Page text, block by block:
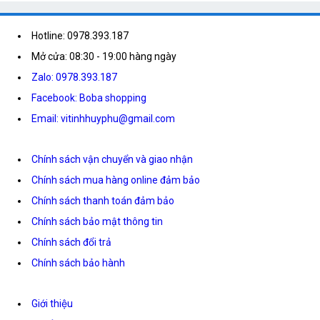
Hotline: 0978.393.187
Mở cửa: 08:30 - 19:00 hàng ngày
Zalo: 0978.393.187
Facebook: Boba shopping
Email: vitinhhuyphu@gmail.com
Chính sách vận chuyển và giao nhận
Chính sách mua hàng online đảm bảo
Chính sách thanh toán đảm bảo
Chính sách bảo mật thông tin
Chính sách đổi trả
Chính sách bảo hành
Giới thiệu